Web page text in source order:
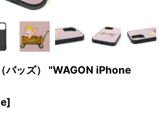
バッズ） "WAGON iPhone
]